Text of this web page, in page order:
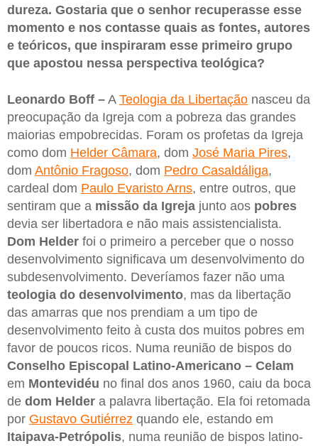
dureza. Gostaria que o senhor recuperasse esse
momento e nos contasse quais as fontes, autores
e teóricos, que inspiraram esse primeiro grupo
que apostou nessa perspectiva teológica?
Leonardo Boff – A Teologia da Libertação nasceu da
preocupação da Igreja com a pobreza das grandes
maiorias empobrecidas. Foram os profetas da Igreja
como dom Helder Câmara, dom José Maria Pires,
dom Antônio Fragoso, dom Pedro Casaldáliga,
cardeal dom Paulo Evaristo Arns, entre outros, que
sentiram que a missão da Igreja junto aos pobres
devia ser libertadora e não mais assistencialista.
Dom Helder foi o primeiro a perceber que o nosso
desenvolvimento significava um desenvolvimento do
subdesenvolvimento. Deveríamos fazer não uma
teologia do desenvolvimento, mas da libertação
das amarras que nos prendiam a um tipo de
desenvolvimento feito à custa dos muitos pobres em
favor de poucos ricos. Numa reunião de bispos do
Conselho Episcopal Latino-Americano – Celam
em Montevidéu no final dos anos 1960, caiu da boca
de dom Helder a palavra libertação. Ela foi retomada
por Gustavo Gutiérrez quando ele, estando em
Itaipava-Petrópolis, numa reunião de bispos latino-